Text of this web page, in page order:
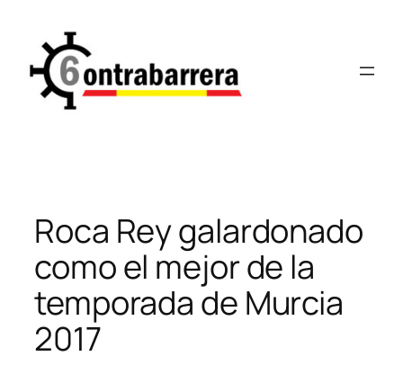
contenido
Roca Rey galardonado
como el mejor de la
temporada de Murcia
2017